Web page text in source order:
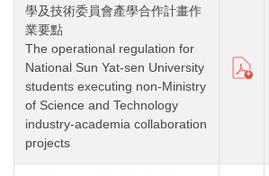
學及技術委員會產學合作計畫作
業要點
The operational regulation for
National Sun Yat-sen University
students executing non-Ministry
of Science and Technology
industry-academia collaboration
projects